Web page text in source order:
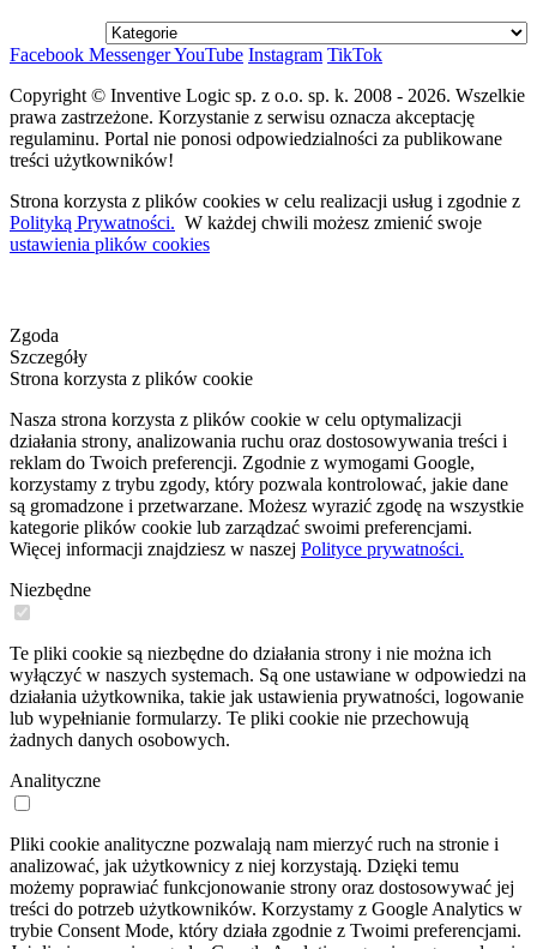
Facebook MessengerYouTube Instagram TikTok
Copyright © Inventive Logic sp. z o.o. sp. k. 2008 - 2026. Wszelkie
prawa zastrzeżone. Korzystanie z serwisu oznacza akceptację
regulaminu. Portal nie ponosi odpowiedzialności za publikowane
treści użytkowników!
Strona korzysta z plików cookies w celu realizacji usług i zgodnie z
Polityką Prywatności. W każdej chwili możesz zmienić swoje
ustawienia plików cookies
Zgoda
Szczegóły
Strona korzysta z plików cookie
Nasza strona korzysta z plików cookie w celu optymalizacji
działania strony, analizowania ruchu oraz dostosowywania treści i
reklam do Twoich preferencji. Zgodnie z wymogami Google,
korzystamy z trybu zgody, który pozwala kontrolować, jakie dane
są gromadzone i przetwarzane. Możesz wyrazić zgodę na wszystkie
kategorie plików cookie lub zarządzać swoimi preferencjami.
Więcej informacji znajdziesz w naszej Polityce prywatności.
Niezbędne
Te pliki cookie są niezbędne do działania strony i nie można ich
wyłączyć w naszych systemach. Są one ustawiane w odpowiedzi na
działania użytkownika, takie jak ustawienia prywatności, logowanie
lub wypełnianie formularzy. Te pliki cookie nie przechowują
żadnych danych osobowych.
Analityczne
Pliki cookie analityczne pozwalają nam mierzyć ruch na stronie i
analizować, jak użytkownicy z niej korzystają. Dzięki temu
możemy poprawiać funkcjonowanie strony oraz dostosowywać jej
treści do potrzeb użytkowników. Korzystamy z Google Analytics w
trybie Consent Mode, który działa zgodnie z Twoimi preferencjami.